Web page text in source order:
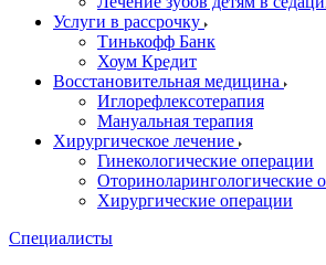
Услуги в рассрочку
Тинькофф Банк
Хоум Кредит
Восстановительная медицина
Иглорефлексотерапия
Мануальная терапия
Хирургическое лечение
Гинекологические операции
Оториноларингологические
Хирургические операции
Специалисты